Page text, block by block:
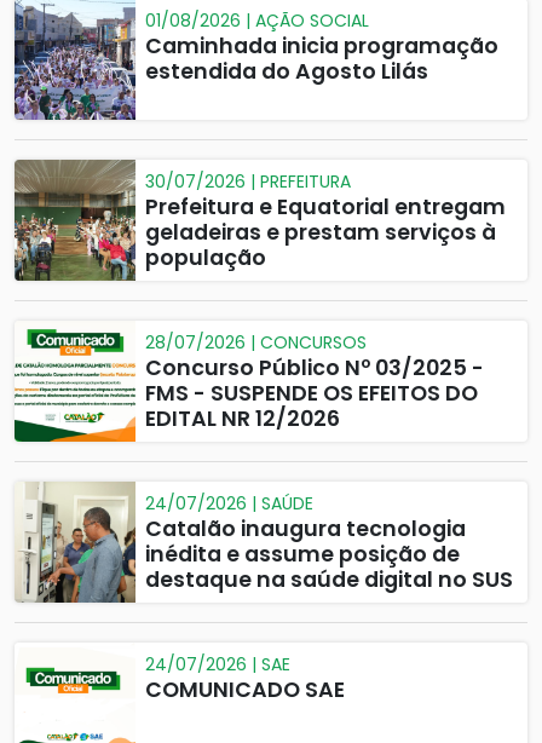
01/08/2026 | AÇÃO SOCIAL
Caminhada inicia programação
estendida do Agosto Lilás
30/07/2026 | PREFEITURA
Prefeitura e Equatorial entregam
geladeiras e prestam serviços à
população
28/07/2026 | CONCURSOS
Concurso Público Nº 03/2025 -
FMS - SUSPENDE OS EFEITOS DO
EDITAL NR 12/2026
24/07/2026 | SAÚDE
Catalão inaugura tecnologia
inédita e assume posição de
destaque na saúde digital no SUS
24/07/2026 | SAE
COMUNICADO SAE